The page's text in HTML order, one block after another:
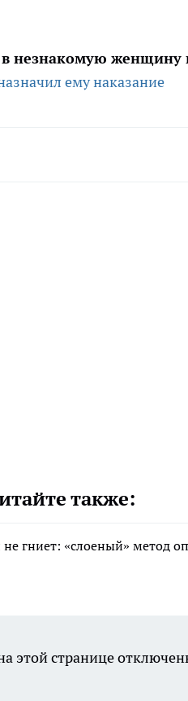
незнакомую женщину
ему наказание
также:
гниет: «слоеный» метод
этой странице